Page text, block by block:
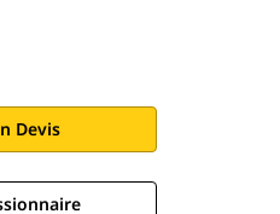
Devis